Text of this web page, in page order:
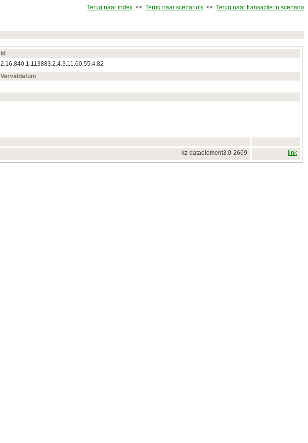
Terug naar index << Terug naar scenario's << Terug naar transactie in scenario
Id
2.16.840.1.113883.2.4.3.11.60.55.4.82
Vervaldatum
kz-dataelement3.0-2669 link